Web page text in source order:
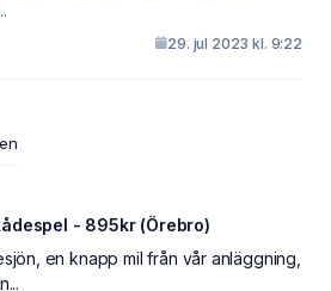
29. jul 2023 kl. 9:22
- 895kr (Örebro)
en knapp mil från vår anläggning,